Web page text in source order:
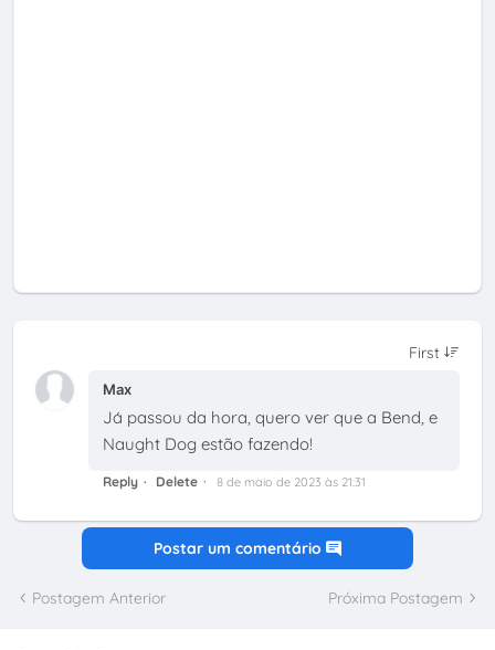
Max
Já passou da hora, quero ver que a Bend, e
Naught Dog estão fazendo!
Reply Delete 8 de maio de 2023 às 21:31
Postar um comentário
Postagem Anterior Próxima Postagem